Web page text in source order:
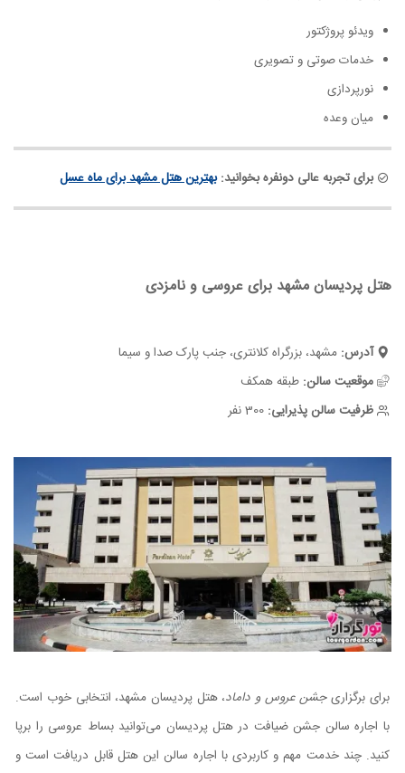
ویدئو پروژکتور
خدمات صوتی و تصویری
نورپردازی
میان وعده
برای تجربه عالی دونفره بخوانید:بهترین هتل مشهد برای ماه عسل
هتل پردیسان مشهد برای عروسی و نامزدی
آدرس: مشهد، بزرگراه کلانتری، جنب پارک صدا و سیما
موقعیت سالن:طبقه همکف
ظرفیت سالن پذیرایی: 300 نفر
برای برگزاریجشن عروس و داماد، هتل پردیسان مشهد، انتخابی خوب است.
با اجاره سالن جشن ضیافت در هتل پردیسان می‌توانید بساط عروسی را برپا
کنید. چند خدمت مهم و کاربردی با اجاره سالن این هتل قابل دریافت است و